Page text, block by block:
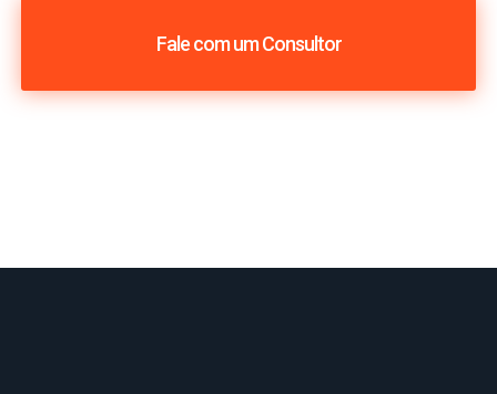
Fale com um Consultor